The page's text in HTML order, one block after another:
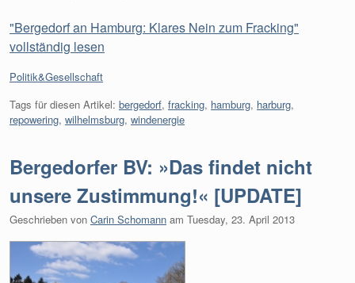
"Bergedorf an Hamburg: Klares Nein zum Fracking"
vollständig lesen
Kategorien:
Politik&Gesellschaft
Tags für diesen Artikel: bergedorf, fracking, hamburg, harburg,
repowering, wilhelmsburg, windenergie
Bergedorfer BV: »Das findet nicht
unsere Zustimmung!« [UPDATE]
Geschrieben von Carin Schomann am Tuesday, 23. April 2013